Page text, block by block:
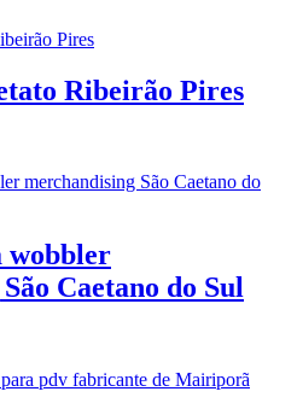
Ribeirão Pires
wobbler
Caetano do Sul